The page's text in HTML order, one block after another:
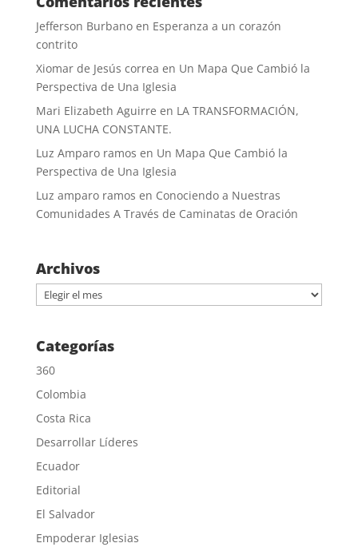
Jefferson Burbanoen Esperanza a un corazón
contrito
Xiomar de Jesús correa en Un Mapa Que Cambió la
Perspectiva de Una Iglesia
Mari Elizabeth Aguirre en LA TRANSFORMACIÓN,
UNA LUCHA CONSTANTE.
Luz Amparo ramos en Un Mapa Que Cambió la
Perspectiva de Una Iglesia
Luz amparo ramos en Conociendo a Nuestras
Comunidades A Través de Caminatas de Oración
Archivos
Archivos
Categorías
360
Colombia
Costa Rica
Desarrollar Líderes
Ecuador
Editorial
El Salvador
Empoderar Iglesias